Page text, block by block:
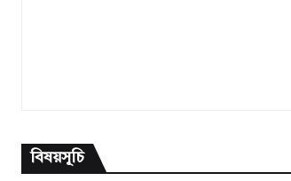
বিষয়সূচি